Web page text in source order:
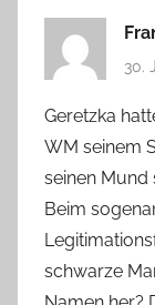
30.
Geretzka
WM seinem
seinen Mund
Beim
schwarze